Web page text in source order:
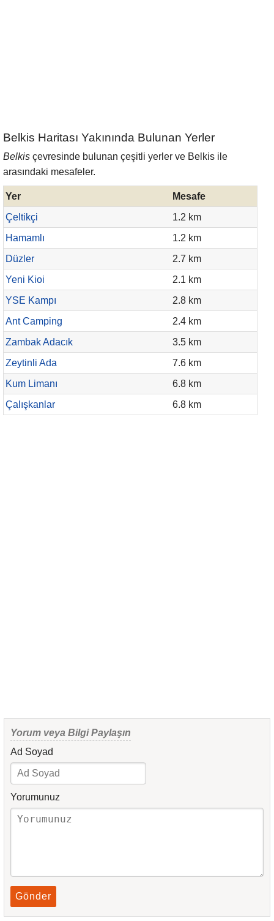
Belkis Haritası Yakınında Bulunan Yerler
Belkis çevresinde bulunan çeşitli yerler ve Belkis ile
arasındaki mesafeler.
Yer
Mesafe
Çeltikçi
1.2 km
Hamamlı
1.2 km
Düzler
2.7 km
Yeni Kioi
2.1 km
YSE Kampı
2.8 km
Ant Camping
2.4 km
Zambak Adacık
3.5 km
Zeytinli Ada
7.6 km
Kum Limanı
6.8 km
Çalışkanlar
6.8 km
Yorum veya Bilgi Paylaşın
Ad Soyad
Yorumunuz
Gönder